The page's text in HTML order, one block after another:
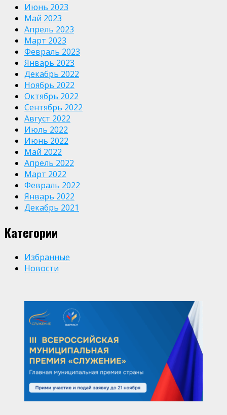
Июнь 2023
Май 2023
Апрель 2023
Март 2023
Февраль 2023
Январь 2023
Декабрь 2022
Ноябрь 2022
Октябрь 2022
Сентябрь 2022
Август 2022
Июль 2022
Июнь 2022
Май 2022
Апрель 2022
Март 2022
Февраль 2022
Январь 2022
Декабрь 2021
Категории
Избранные
Новости